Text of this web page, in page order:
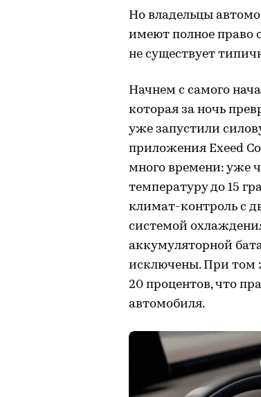
Но владельцы
имеют полное право
не существует
Начнем с самого
которая за ночь
уже запустили
приложения Exeed
много времени: уже
температуру до 15
климат-контроль с
системой
аккумуляторной
исключены. При том
20 процентов, что
автомобиля.